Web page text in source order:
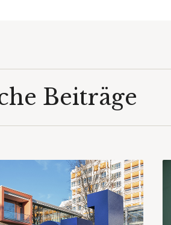
Beiträge